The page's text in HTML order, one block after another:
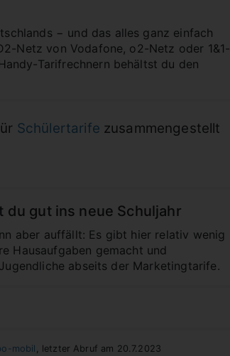
− und das alles ganz einfach
Netz von Vodafone, o2-Netz oder 1&1-
Tarifrechnern behältst du den
Schülertarife zusammengestellt
gut ins neue Schuljahr
aber auffällt: Es gibt hier relativ wenig
Hausaufgaben gemacht und
abseits der Marketingtarife.
mobil , letzter Abruf am 20.7.2023